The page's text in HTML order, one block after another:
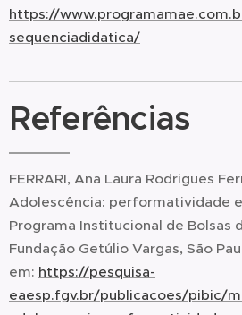
https://
sequenciadidatica/
Referências
FERRARI, Ana Laura Rodrigues
Adolescência: performatividade
Programa Institucional de Bolsas
Fundação Getúlio Vargas, São
em: https://pesquisa-
eaesp.fgv.br/publicacoes/pibic/